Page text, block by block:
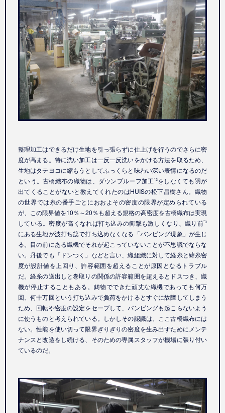
整理加工はできるだけ生地を引っ張らずに仕上げを行うのでさらに密
度が高まる。特に洗い加工は一反一反洗いをかける方法を取るため、
生地はタテヨコに縮もうとしてふっくらと味わい深い表情になるのだ
という。古橋織布の織物は、ダウンプルーフ加工 *2をしなくても羽が
出てくることがないと教えてくれたのはHUISの松下昌樹さん。織物
の世界では糸の番手ごとにおおよその密度の限界が定められている
が、この限界値を10％～20％も超える規格の高密度を古橋織布は実現
している。密度が高くなれば打ち込みの衝撃も激しくなり、織り前*3
にある生地が波打ち筬で打ち込めなくなる「バンピング現象」が生じ
る。目の前にある織機でそれが起こっていないことが不思議でならな
い。丹後でも「ドンつく」などと言い、織組織に対して経糸と緯糸密
度が設計値を上回り、許容範囲を超えることが原因となるトラブル
だ。経糸の送出しと巻取りの関係の許容範囲を超えるとドスつき、織
機が停止することもある。鋳物でできた頑丈な織機であっても何万
回、何十万回という打ち込みで負荷をかけるとすぐに故障してしまう
ため、回転や密度の設定をセーブして、バンピングも起こらないよう
に使うものと考えられている。しかしその認識は、ここ古橋織布には
ない。性能を使い切って限界ぎりぎりの密度を生み出すためにメンテ
ナンスと改造をし続ける、そのための専属スタッフが機場に張り付い
ているのだ。